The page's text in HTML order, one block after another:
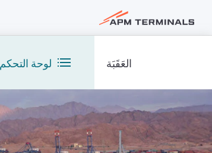
العَقَبَة لوحة التحكم